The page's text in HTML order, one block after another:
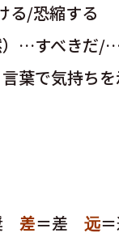
る/恐縮する
）…すべきだ/
葉で気持ち
差＝差 远